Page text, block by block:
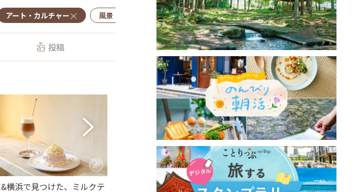
アート・カルチャー 風景・景色 名所・旧跡 温泉・スパ その他施設
投稿
横浜で見つけた、ミルクテ
紅茶診断も♪香りを旅するアメリ